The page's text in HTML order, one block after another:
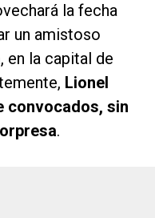
la fecha
un amistoso
, en la capital de
Lionel
convocados, sin
.